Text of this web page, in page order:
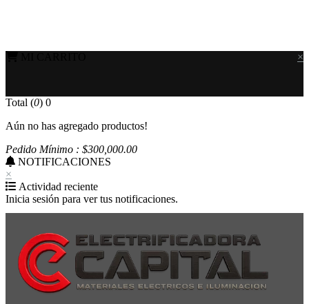
×
Total (0) 0
Aún no has agregado productos!
Pedido Mínimo : $300,000.00
NOTIFICACIONES
×
Actividad reciente
Inicia sesión para ver tus notificaciones.